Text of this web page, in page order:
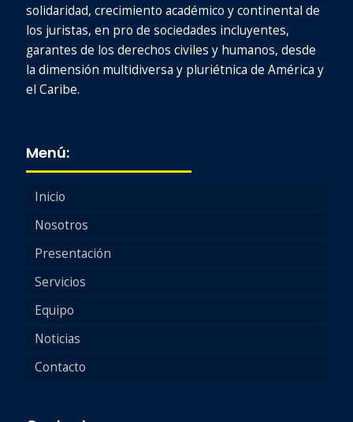
solidaridad, crecimiento académico y continental de
los juristas, en pro de sociedades incluyentes,
garantes de los derechos civiles y humanos, desde
la dimensión multidiversa y pluriétnica de América y
el Caribe.
Menú:
Inicio
Nosotros
Presentación
Servicios
Equipo
Noticias
Contacto